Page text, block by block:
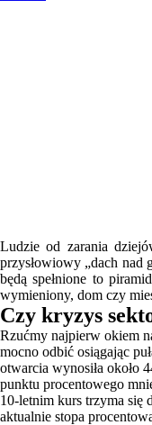
Ludzie od zarania
przysłowiowy „dach nad
będą spełnione to
wymieniony, dom czy
Czy kryzys
Rzućmy najpierw okiem
mocno odbić osiągając
otwarcia wynosiła około
punktu procentowego
10-letnim kurs trzyma się
aktualnie stopa